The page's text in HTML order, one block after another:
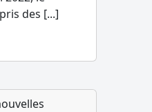
des [...]